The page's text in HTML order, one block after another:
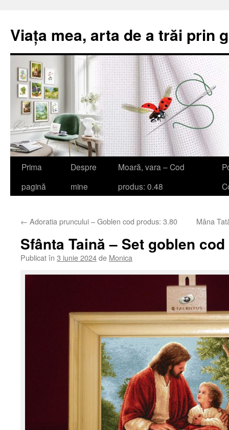
Viața mea, arta de a trăi prin
Sari
Prima
pagină
Despre
mine
Moară, vara – Cod
produs: 0.48
← Adoratia pruncului – Goblen cod produs: 3.80 Mâna
Sfânta Taină – Set goblen
Publicat în 3 iunie 2024de Monica